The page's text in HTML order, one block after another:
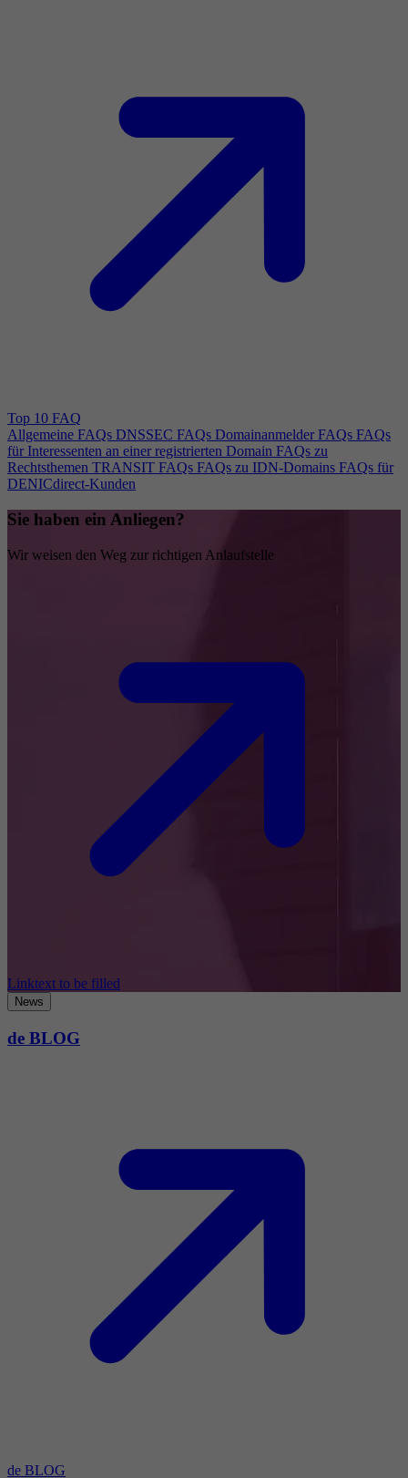
Top 10 FAQ
Allgemeine FAQs DNSSEC FAQs Domainanmelder FAQs FAQs
für Interessenten an einer registrierten Domain FAQs zu
Rechtsthemen TRANSIT FAQs FAQs zu IDN-Domains FAQs für
DENICdirect-Kunden
Sie haben ein Anliegen?
Wir weisen den Weg zur richtigen Anlaufstelle
Linktext to be filled
News
de BLOG
de BLOG